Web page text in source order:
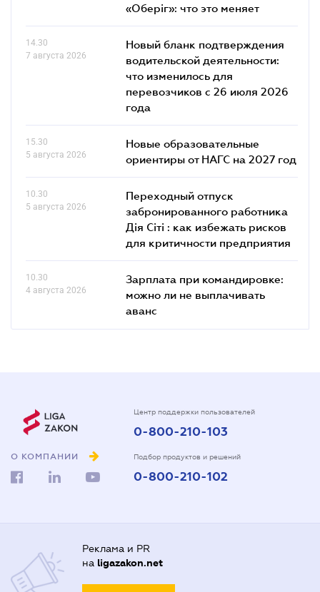
«Оберіг»: что это меняет
14.30
7 августа 2026
Новый бланк подтверждения
водительской деятельности:
что изменилось для
перевозчиков с 26 июля 2026
года
15.30
5 августа 2026
Новые образовательные
ориентиры от НАГС на 2027 год
10.30
5 августа 2026
Переходный отпуск
забронированного работника
Дія Сіті : как избежать рисков
для критичности предприятия
10.30
4 августа 2026
Зарплата при командировке:
можно ли не выплачивать
аванс
О КОМПАНИИ
Центр поддержки пользователей
0-800-210-103
Подбор продуктов и решений
0-800-210-102
Реклама и PR
на ligazakon.net